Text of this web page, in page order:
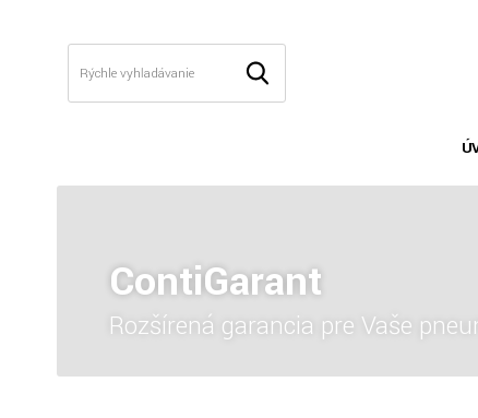
ContiGarant
Rozšírená garancia pre Vaše